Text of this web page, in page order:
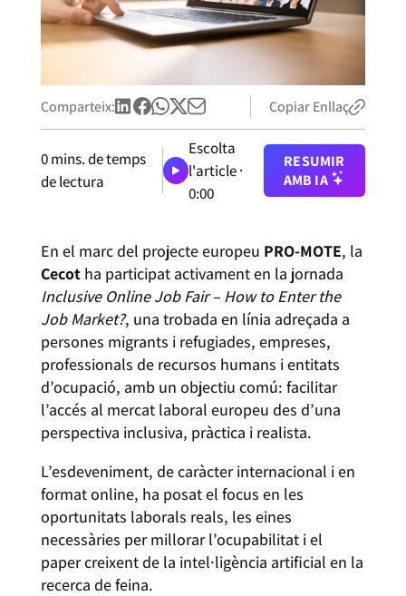
Comparteix: Copiar Enllaç
0mins. de temps
de lectura
Escolta
l'article ·
0:00
RESUMIR
AMB IA
En el marc del projecte europeu PRO-MOTE, la
Cecotha participat activament en la jornada
Inclusive Online Job Fair – How to Enter the
Job Market?, una trobada en línia adreçada a
persones migrants i refugiades, empreses,
professionals de recursos humans i entitats
d’ocupació, amb un objectiu comú: facilitar
l’accés al mercat laboral europeu des d’una
perspectiva inclusiva, pràctica i realista.
L’esdeveniment, de caràcter internacional i en
format online, ha posat el focus en les
oportunitats laborals reals, les eines
necessàries per millorar l’ocupabilitat i el
paper creixent de la intel·ligència artificial en la
recerca de feina.